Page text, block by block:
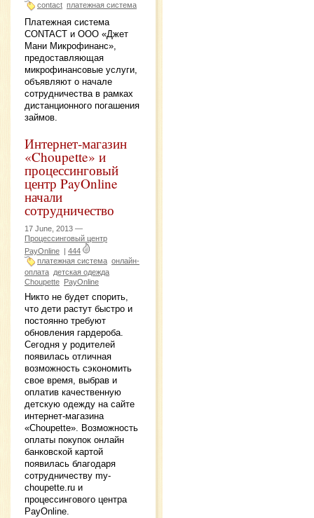
contact платежная система
Платежная система
CONTACT и ООО «Джет
Мани Микрофинанс»,
предоставляющая
микрофинансовые услуги,
объявляют о начале
сотрудничества в рамках
дистанционного погашения
займов.
Интернет-магазин
«Choupette» и
процессинговый
центр PayOnline
начали
сотрудничество
17 June, 2013 —
Процессинговый центр
PayOnline | 444
платежная система онлайн-
оплата детская одежда
Choupette PayOnline
Никто не будет спорить,
что дети растут быстро и
постоянно требуют
обновления гардероба.
Сегодня у родителей
появилась отличная
возможность сэкономить
свое время, выбрав и
оплатив качественную
детскую одежду на сайте
интернет-магазина
«Choupette». Возможность
оплаты покупок онлайн
банковской картой
появилась благодаря
сотрудничеству my-
choupette.ru и
процессингового центра
PayOnline.